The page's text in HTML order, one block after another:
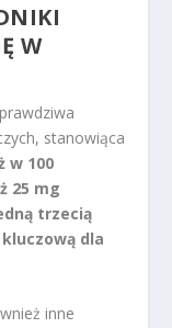
W
stanowiąca
w 100
25 mg
trzecią
dla
inne